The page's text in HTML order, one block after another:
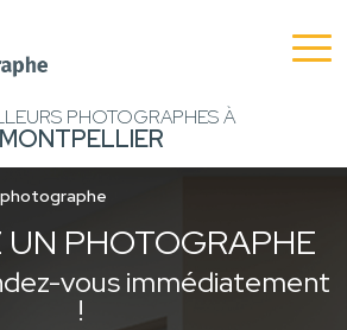
PHOTOGRAPHES À
MONTPELLIER
PHOTOGRAPHE
vous immédiatement
!